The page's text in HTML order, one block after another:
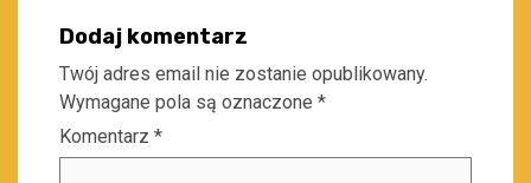
Dodaj komentarz
Twój adres email nie zostanie opublikowany.
Wymagane pola są oznaczone *
Komentarz *